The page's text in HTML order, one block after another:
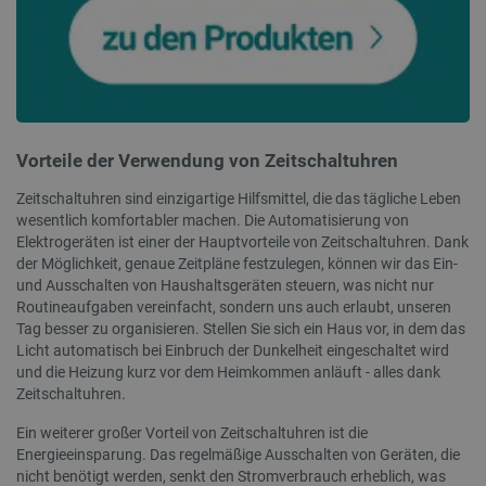
Vorteile der Verwendung von Zeitschaltuhren
Zeitschaltuhren sind einzigartige Hilfsmittel, die das tägliche Leben
wesentlich komfortabler machen. Die Automatisierung von
Elektrogeräten ist einer der Hauptvorteile von Zeitschaltuhren. Dank
der Möglichkeit, genaue Zeitpläne festzulegen, können wir das Ein-
und Ausschalten von Haushaltsgeräten steuern, was nicht nur
Routineaufgaben vereinfacht, sondern uns auch erlaubt, unseren
Tag besser zu organisieren. Stellen Sie sich ein Haus vor, in dem das
Licht automatisch bei Einbruch der Dunkelheit eingeschaltet wird
und die Heizung kurz vor dem Heimkommen anläuft - alles dank
Zeitschaltuhren.
Ein weiterer großer Vorteil von Zeitschaltuhren ist die
Energieeinsparung. Das regelmäßige Ausschalten von Geräten, die
nicht benötigt werden, senkt den Stromverbrauch erheblich, was
Targeting Funktionalität
wesentliche Kernfunktionen der Website wie die
die unbedingt erforderlichen Cookies kann die
Anbieter
VISITOR_PRIVACY_METADATA
YouTube
.youtube.com
critAccountId botland.de